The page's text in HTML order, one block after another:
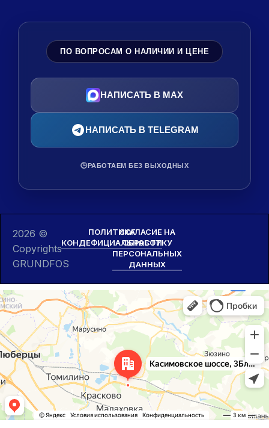
ПО ВОПРОСАМ О НАЛИЧИИ И ЦЕНЕ
НАПИСАТЬ В MAX
НАПИСАТЬ В TELEGRAM
🕒РАБОТАЕМ БЕЗ ВЫХОДНЫХ
2026 ©
Copyrights
GRUNDFOS
ПОЛИТИКА
КОНДЕФИЦИАЛЬНОСТИ
СОГЛАСИЕ НА
ОБРАБОТКУ
ПЕРСОНАЛЬНЫХ
ДАННЫХ
Москва и Московская область
Касимовское шоссе, 3БлитВ — Яндекс Карты